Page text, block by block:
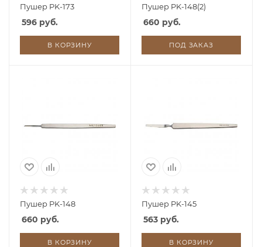
Пушер PK-173
596 руб.
В КОРЗИНУ
Пушер PK-148(2)
660 руб.
ПОД ЗАКАЗ
Пушер PK-148
660 руб.
В КОРЗИНУ
Пушер PK-145
563 руб.
В КОРЗИНУ